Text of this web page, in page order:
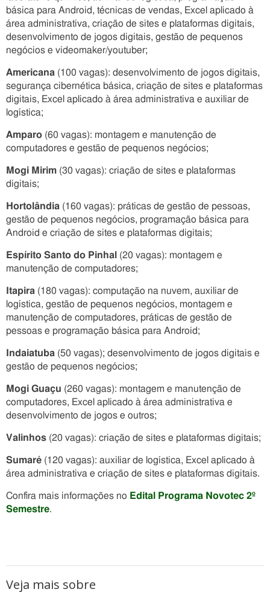
básica para Android, técnicas de vendas, Excel aplicado à
área administrativa, criação de sites e plataformas digitais,
desenvolvimento de jogos digitais, gestão de pequenos
negócios e videomaker/youtuber;
Americana (100 vagas): desenvolvimento de jogos digitais,
segurança cibernética básica, criação de sites e plataformas
digitais, Excel aplicado à área administrativa e auxiliar de
logística;
Amparo (60 vagas): montagem e manutenção de
computadores e gestão de pequenos negócios;
Mogi Mirim (30 vagas): criação de sites e plataformas
digitais;
Hortolândia (160 vagas): práticas de gestão de pessoas,
gestão de pequenos negócios, programação básica para
Android e criação de sites e plataformas digitais;
Espírito Santo do Pinhal
(20 vagas): montagem e
manutenção de computadores;
Itapira (180 vagas): computação na nuvem, auxiliar de
logística, gestão de pequenos negócios, montagem e
manutenção de computadores, práticas de gestão de
pessoas e programação básica para Android;
Indaiatuba (50 vagas); desenvolvimento de jogos digitais e
gestão de pequenos negócios;
Mogi Guaçu (260 vagas): montagem e manutenção de
computadores, Excel aplicado à área administrativa e
desenvolvimento de jogos e outros;
Valinhos (20 vagas): criação de sites e plataformas digitais;
Sumaré (120 vagas): auxiliar de logística, Excel aplicado à
área administrativa e criação de sites e plataformas digitais.
Confira mais informações no Edital Programa Novotec 2º
Semestre.
Veja mais sobre